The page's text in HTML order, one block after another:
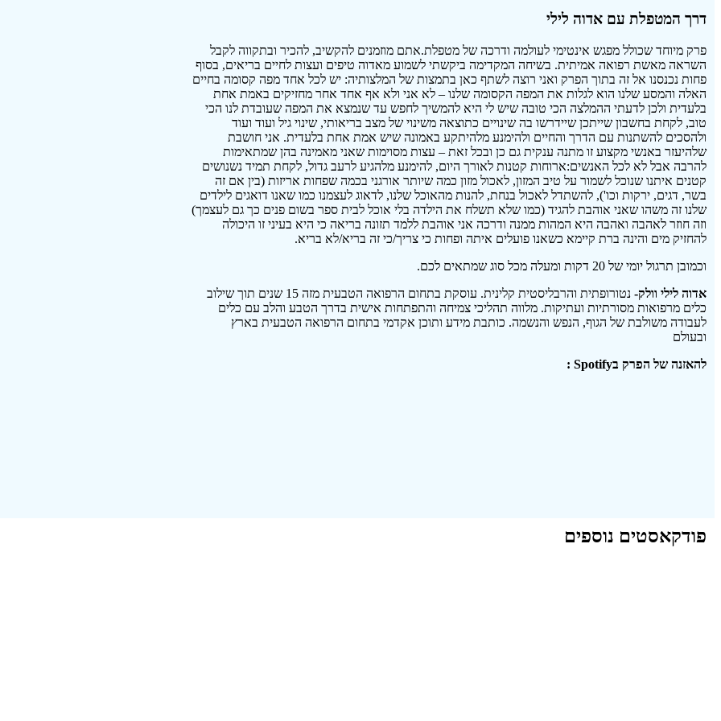
דרך המטפלת עם אדוה לילי
פרק מיוחד שכולל מפגש אינטימי לעולמה ודרכה של מטפלת.אתם מוזמנים להקשיב, להכיר ובתקווה לקבל
השראה מאשת רפואה אמיתית. בשיחה המקדימה ביקשתי לשמוע מאדוה טיפים ועצות לחיים בריאים, בסוף
פחות נכנסנו אל זה בתוך הפרק ואני רוצה לשתף כאן בתמצות של המלצותיה: יש לכל אחד מפה קסומה בחיים
האלה והמסע שלנו הוא לגלות את המפה הקסומה שלנו – לא אני ולא אף אחד אחר מחזיקים באמת אחת
בלעדית ולכן לדעתי ההמלצה הכי טובה שיש לי היא להמשיך לחפש עד שנמצא את המפה שעובדת לנו הכי
טוב, לקחת בחשבון שייתכן שיידרשו בה שינויים כתוצאה משינוי של מצב בריאותי, שינוי גיל ועוד ועוד
ולהסכים להשתנות עם הדרך והחיים ולהימנע מלהיתקע באמונה שיש אמת אחת בלעדית. אני חושבת
שלהיעזר באנשי מקצוע זו מתנה ענקית גם כן ובכל זאת – עצות מסוימות שאני מאמינה בהן שמתאימות
להרבה אבל לא לכל האנשים:ארוחות קטנות לאורך היום, להימנע מלהגיע לרעב גדול, לקחת תמיד נשנושים
קטנים איתנו שנוכל לשמור על טיב המזון, לאכול מזון כמה שיותר אורגני בכמה שפחות אריזות (בין אם זה
בשר, דגים, ירקות וכו'), להשתדל לאכול בנחת, להנות מהאוכל שלנו, לדאוג לעצמנו כמו שאנו דואגים לילדים
שלנו זה משהו שאני אוהבת להגיד (כמו שלא תשלח את הילדה בלי אוכל לבית ספר בשום פנים כך גם לעצמך)
וזה חוזר לאהבה ואהבה היא המהות ממנה ודרכה אני אוהבת ללמד תזונה בריאה כי היא בעיני זו היכולה
להחזיק מים והינה ברת קיימא כשאנו פועלים איתה ופחות כי צריך/כי זה בריא/לא בריא.
וכמובן תרגול יומי של 20 דקות ומעלה מכל סוג שמתאים לכם.
אדוה לילי וולק-
נטורופתית והרבליסטית קלינית. עוסקת בתחום הרפואה הטבעית מזה 15 שנים תוך שילוב
כלים מרפואות מסורתיות ועתיקות. מלווה תהליכי צמיחה והתפתחות אישית בדרך הטבע והלב עם כלים
לעבודה משולבת של הגוף, הנפש והנשמה. כותבת מידע ותוכן אקדמי בתחום הרפואה הטבעית בארץ
ובעולם
להאזנה של הפרק בSpotify :
פודקאסטים נוספים